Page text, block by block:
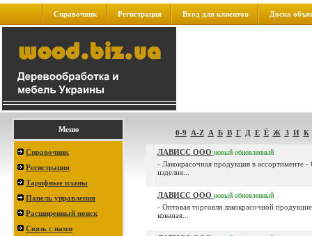
Справочник Регистрация Вход для клиентов Доска
Меню
Справочник
Регистрация
Тарифные планы
Панель управления
Расширенный поиск
Связь с нами
0-9 A-Z А Б В Г Д Е Ё Ж З И К
ЛАВИСС ООО новый обновленный
- Лакокрасочная продукция в ассортименте -
изделия...
ЛАВИСС ООО новый обновленный
- Оптовая торговля лакокрасочной
кованая...